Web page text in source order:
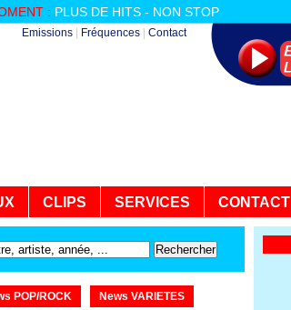
: PLUS DE HITS - NON STOP
Emissions Fréquences Contact
CLIPS SERVICES CONTACT
POP/ROCK
News VARIETES